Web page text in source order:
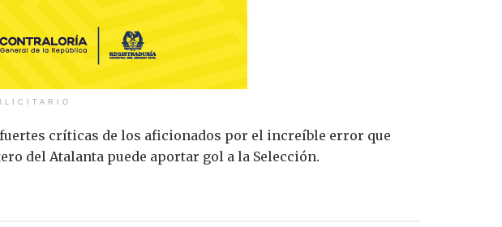
críticas de los aficionados por el increíble error que
del Atalanta puede aportar gol a la Selección.